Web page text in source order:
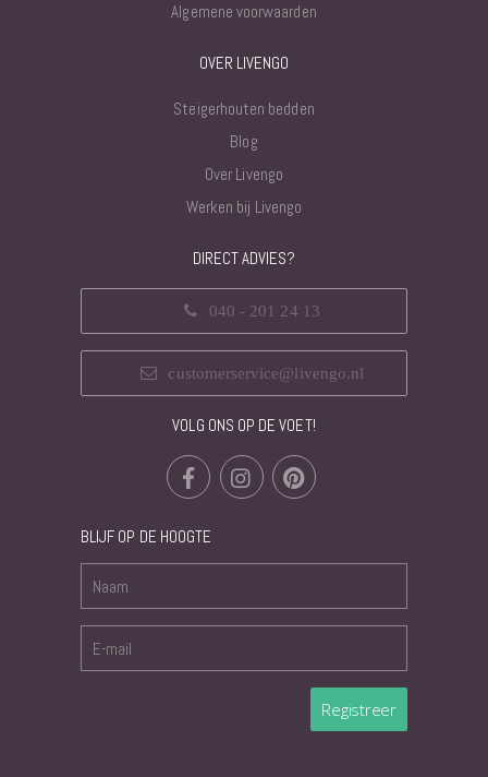
Algemene voorwaarden
OVER LIVENGO
Steigerhouten bedden
Blog
Over Livengo
Werken bij Livengo
DIRECT ADVIES?
040 - 201 24 13
customerservice@livengo.nl
VOLG ONS OP DE VOET!
BLIJF OP DE HOOGTE
Registreer